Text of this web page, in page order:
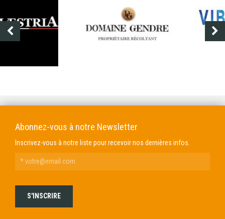
Abonnez-vous à notre Newsletter
Inscrivez-vous à notre liste pour recevoir nos dernières infos.